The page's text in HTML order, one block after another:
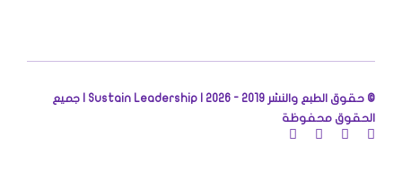
© حقوق الطبع والنشر 2019 - 2026 |
Sustain Leadership | جميع
الحقوق محفوظة